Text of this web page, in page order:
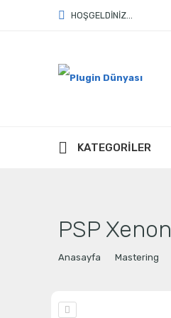
HOŞGELDİNİZ...
KATEGORİLER
PSP Xenon
Anasayfa Mastering